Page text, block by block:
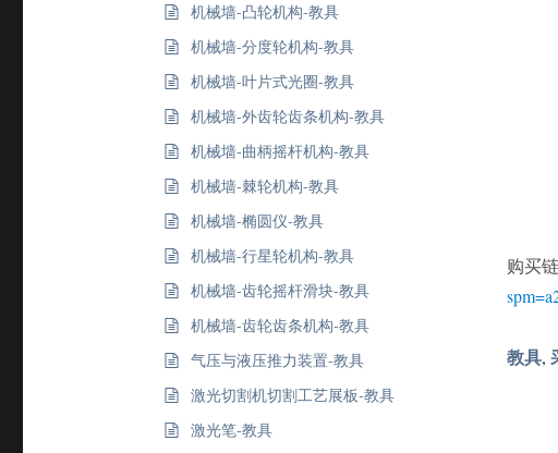
机械墙-凸轮机构-教具
机械墙-分度轮机构-教具
机械墙-叶片式光圈-教具
机械墙-外齿轮齿条机构-教具
机械墙-曲柄摇杆机构-教具
机械墙-棘轮机构-教具
机械墙-椭圆仪-教具
机械墙-行星轮机构-教具
机械墙-齿轮摇杆滑块-教具
机械墙-齿轮齿条机构-教具
气压与液压推力装置-教具
激光切割机切割工艺展板-教具
激光笔-教具
购买
教具,